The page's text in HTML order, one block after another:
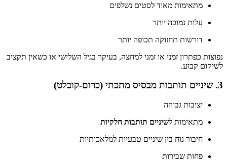
מתאימות מאוד לסטים נשלפים
עלות נמוכה יותר
דורשות תחזוקה תכופה יותר
נפוצות כפתרון זמני או זמני למחצה, בעיקר בגיל השלישי או כשאין תקציב
לשיקום קבוע.
3. שיניים תותבות מבסיס מתכתי (כרום-קובלט)
יציבות גבוהה
מתאימות לשיניים תותבות חלקיות
חיבור נוח בין שיניים טבעיות למלאכותיות
פחות שבירות